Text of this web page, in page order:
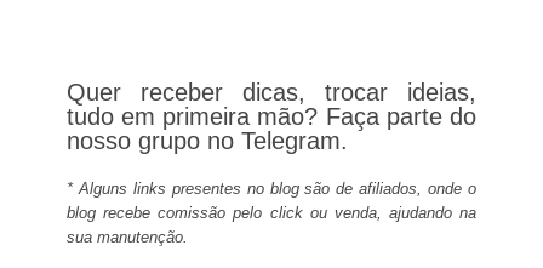
Quer receber dicas, trocar ideias,
tudo em primeira mão? Faça parte do
nosso grupo no Telegram.
* Alguns links presentes no blog são de afiliados, onde o
blog recebe comissão pelo click ou venda, ajudando na
sua manutenção.